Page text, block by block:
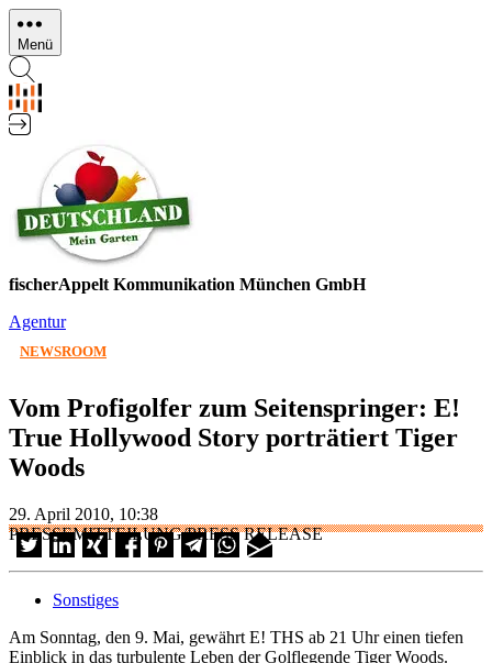
Direkt
zum
Inhalt
Menü
fischerAppelt Kommunikation München GmbH
Agentur
NEWSROOM
Vom Profigolfer zum Seitenspringer: E!
True Hollywood Story porträtiert Tiger
Woods
29. April 2010, 10:38
PRESSEMITTEILUNG/PRESS RELEASE
Sonstiges
Am Sonntag, den 9. Mai, gewährt E! THS ab 21 Uhr einen tiefen
Einblick in das turbulente Leben der Golflegende Tiger Woods.